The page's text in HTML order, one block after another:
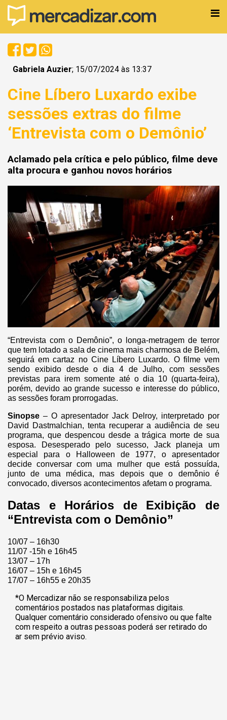
Gabriela Auzier; 15/07/2024 às 13:37
Cine Líbero Luxardo exibe
sessões extras do filme
‘Entrevista com o Demônio’
Aclamado pela crítica e pelo público, filme deve
alta procura e ganhou novos horários
“Entrevista com o Demônio”, o longa-metragem de terror
que tem lotado a sala de cinema mais charmosa de Belém,
seguirá em cartaz no Cine Líbero Luxardo. O filme vem
sendo exibido desde o dia 4 de Julho, com sessões
previstas para irem somente até o dia 10 (quarta-feira),
porém, devido ao grande sucesso e interesse do público,
as sessões foram prorrogadas.
Sinopse – O apresentador Jack Delroy, interpretado por
David Dastmalchian, tenta recuperar a audiência de seu
programa, que despencou desde a trágica morte de sua
esposa. Desesperado pelo sucesso, Jack planeja um
especial para o Halloween de 1977, o apresentador
decide conversar com uma mulher que está possuída,
junto de uma médica, mas depois que o demônio é
convocado, diversos acontecimentos afetam o programa.
Datas e Horários de Exibição de
“Entrevista com o Demônio”
10/07 – 16h30
11/07 -15h e 16h45
13/07 – 17h
16/07 – 15h e 16h45
17/07 – 16h55 e 20h35
*O Mercadizar não se responsabiliza pelos
comentários postados nas plataformas digitais.
Qualquer comentário considerado ofensivo ou que falte
com respeito a outras pessoas poderá ser retirado do
ar sem prévio aviso.